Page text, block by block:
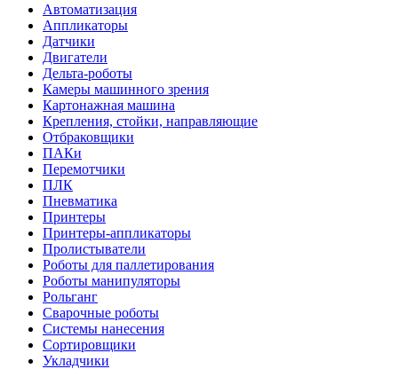
Автоматизация
Аппликаторы
Датчики
Двигатели
Дельта-роботы
Камеры машинного зрения
Картонажная машина
Крепления, стойки, направляющие
Отбраковщики
ПАКи
Перемотчики
ПЛК
Пневматика
Принтеры
Принтеры-аппликаторы
Пролистыватели
Роботы для паллетирования
Роботы манипуляторы
Рольганг
Сварочные роботы
Системы нанесения
Сортировщики
Укладчики